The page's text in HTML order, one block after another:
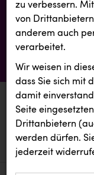
aktuelle
aktuelle
zu verbessern.
von
anderem auch
verarbeitet.
Wir weisen in
dass Sie sich mit
damit
Seite
Drittanbietern
werden dürfen.
jederzeit